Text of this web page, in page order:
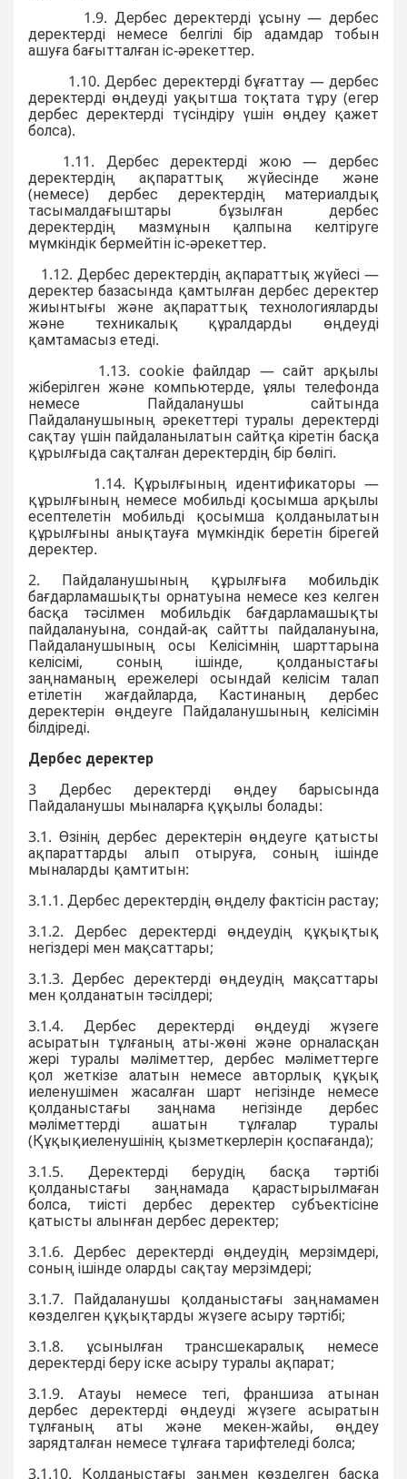
1.9. Дербес деректерді ұсыну — дербес
деректерді немесе белгілі бір адамдар тобын
ашуға бағытталған іс-әрекеттер.
1.10. Дербес деректерді бұғаттау — дербес
деректерді өңдеуді уақытша тоқтата тұру (егер
дербес деректерді түсіндіру үшін өңдеу қажет
болса).
1.11. Дербес деректерді жою — дербес
деректердің ақпараттық жүйесінде және
(немесе) дербес деректердің материалдық
тасымалдағыштары бұзылған дербес
деректердің мазмұнын қалпына келтіруге
мүмкіндік бермейтін іс-әрекеттер.
1.12. Дербес деректердің ақпараттық жүйесі —
деректер базасында қамтылған дербес деректер
жиынтығы және ақпараттық технологияларды
және техникалық құралдарды өңдеуді
қамтамасыз етеді.
1.13. cookie файлдар — сайт арқылы
жіберілген және компьютерде, ұялы телефонда
немесе Пайдаланушы сайтында
Пайдаланушының әрекеттері туралы деректерді
сақтау үшін пайдаланылатын сайтқа кіретін басқа
құрылғыда сақталған деректердің бір бөлігі.
1.14. Құрылғының идентификаторы —
құрылғының немесе мобильді қосымша арқылы
есептелетін мобильді қосымша қолданылатын
құрылғыны анықтауға мүмкіндік беретін бірегей
деректер.
2. Пайдаланушының құрылғыға мобильдік
бағдарламашықты орнатуына немесе кез келген
басқа тәсілмен мобильдік бағдарламашықты
пайдалануына, сондай-ақ сайтты пайдалануына,
Пайдаланушының осы Келісімнің шарттарына
келісімі, соның ішінде, қолданыстағы
заңнаманың ережелері осындай келісім талап
етілетін жағдайларда, Кастинаның дербес
деректерін өңдеуге Пайдаланушының келісімін
білдіреді.
Дербес деректер
3 Дербес деректерді өңдеу барысында
Пайдаланушы мыналарға құқылы болады:
3.1. Өзінің дербес деректерін өңдеуге қатысты
ақпараттарды алып отыруға, соның ішінде
мыналарды қамтитын:
3.1.1. Дербес деректердің өңделу фактісін растау;
3.1.2. Дербес деректерді өңдеудің құқықтық
негіздері мен мақсаттары;
3.1.3. Дербес деректерді өңдеудің мақсаттары
мен қолданатын тәсілдері;
3.1.4. Дербес деректерді өңдеуді жүзеге
асыратын тұлғаның аты-жөні және орналасқан
жері туралы мәліметтер, дербес мәліметтерге
қол жеткізе алатын немесе авторлық құқық
иеленушімен жасалған шарт негізінде немесе
қолданыстағы заңнама негізінде дербес
мәліметтерді ашатын тұлғалар туралы
(Құқықиеленушінің қызметкерлерін қоспағанда);
3.1.5. Деректерді берудің басқа тəртібі
қолданыстағы заңнамада қарастырылмаған
болса, тиісті дербес деректер субъектісіне
қатысты алынған дербес деректер;
3.1.6. Дербес деректерді өңдеудің мерзімдері,
соның ішінде оларды сақтау мерзімдері;
3.1.7. Пайдаланушы қолданыстағы заңнамамен
көзделген құқықтарды жүзеге асыру тәртібі;
3.1.8. ұсынылған трансшекаралық немесе
деректерді беру іске асыру туралы ақпарат;
3.1.9. Атауы немесе тегі, франшиза атынан
дербес деректерді өңдеуді жүзеге асыратын
тұлғаның аты және мекен-жайы, өңдеу
зарядталған немесе тұлғаға тарифтеледі болса;
3.1.10. Қолданыстағы заңмен көзделген басқа